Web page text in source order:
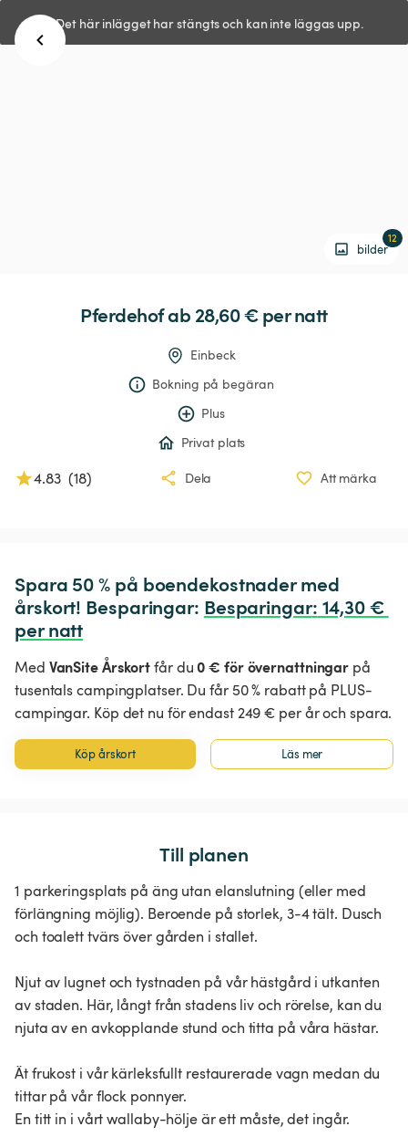
Det här inlägget har stängts och kan inte läggas upp.
bilder
12
Pferdehof ab 28,60 € per natt
Einbeck
Bokning på begäran
Plus
Privat plats
4.83 (18) Dela Att märka
Spara 50 % på boendekostnader med
årskort! Besparingar: Besparingar: 14,30 €
per natt
Med VanSite Årskortfår du0 € för övernattningar på
tusentals campingplatser. Du får 50 % rabatt på PLUS-
campingar. Köp det nu för endast 249 € per år och spara.
Köp årskort Läs mer
Till planen
1 parkeringsplats på äng utan elanslutning (eller med
förlängning möjlig). Beroende på storlek, 3-4 tält. Dusch
och toalett tvärs över gården i stallet.
Njut av lugnet och tystnaden på vår hästgård i utkanten
av staden. Här, långt från stadens liv och rörelse, kan du
njuta av en avkopplande stund och titta på våra hästar.
Ät frukost i vår kärleksfullt restaurerade vagn medan du
tittar på vår flock ponnyer.
En titt in i vårt wallaby-hölje är ett måste, det ingår.